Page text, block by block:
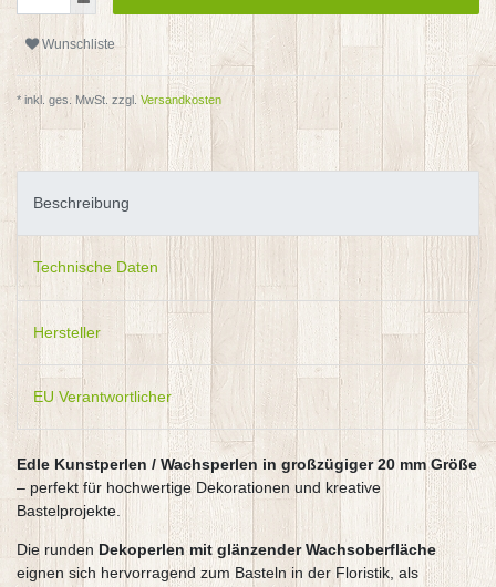
Wunschliste
* inkl. ges. MwSt. zzgl. Versandkosten
Beschreibung
Technische Daten
Hersteller
EU Verantwortlicher
Edle Kunstperlen / Wachsperlen in großzügiger 20 mm Größe
– perfekt für hochwertige Dekorationen und kreative
Bastelprojekte.
Die runden Dekoperlen mit glänzender Wachsoberfläche
eignen sich hervorragend zum Basteln in der Floristik, als